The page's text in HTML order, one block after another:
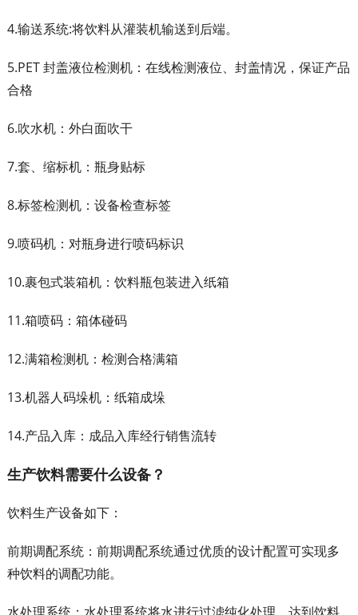
4.输送系统:将饮料从灌装机输送到后端。
5.PET 封盖液位检测机：在线检测液位、封盖情况，保证产品
合格
6.吹水机：外白面吹干
7.套、缩标机：瓶身贴标
8.标签检测机：设备检查标签
9.喷码机：对瓶身进行喷码标识
10.裹包式装箱机：饮料瓶包装进入纸箱
11.箱喷码：箱体碰码
12.满箱检测机：检测合格满箱
13.机器人码垛机：纸箱成垛
14.产品入库：成品入库经行销售流转
生产饮料需要什么设备？
饮料生产设备如下：
前期调配系统：前期调配系统通过优质的设计配置可实现多
种饮料的调配功能。